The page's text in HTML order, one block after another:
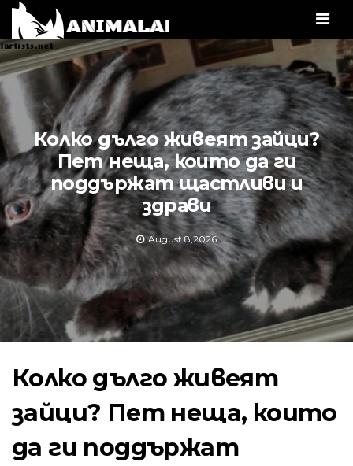
Колко дълго живеят зайци?
Пет неща, които да ги
поддържат щастливи и
здрави
August 8,2026
Колко дълго живеят
зайци? Пет неща, които
да ги поддържат